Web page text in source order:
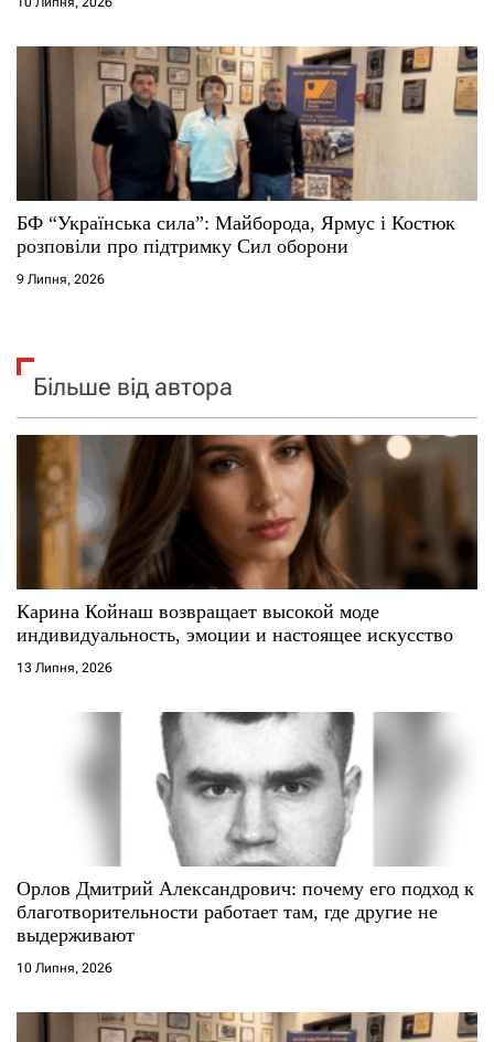
БФ “Українська сила”: Майборода, Ярмус і Костюк
розповіли про підтримку Сил оборони
9 Липня, 2026
Більше від автора
Карина Койнаш возвращает высокой моде
индивидуальность, эмоции и настоящее искусство
13 Липня, 2026
Орлов Дмитрий Александрович: почему его подход к
благотворительности работает там, где другие не
выдерживают
10 Липня, 2026